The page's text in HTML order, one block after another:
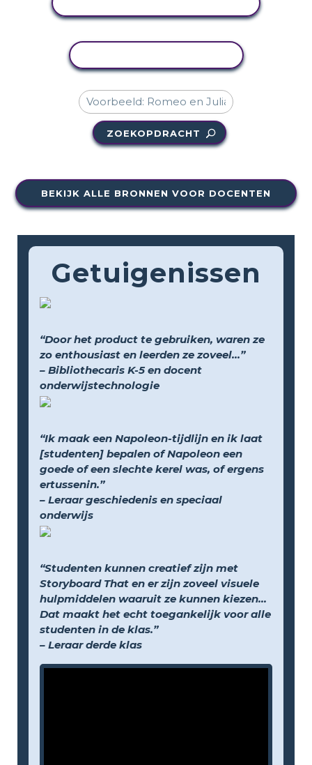
ZOEKOPDRACHT
BEKIJK ALLE BRONNEN VOOR DOCENTEN
Getuigenissen
“Door het product te gebruiken, waren ze
zo enthousiast en leerden ze zoveel...”
– Bibliothecaris K-5 en docent
onderwijstechnologie
“Ik maak een Napoleon-tijdlijn en ik laat
[studenten] bepalen of Napoleon een
goede of een slechte kerel was, of ergens
ertussenin.”
– Leraar geschiedenis en speciaal
onderwijs
“Studenten kunnen creatief zijn met
Storyboard That en er zijn zoveel visuele
hulpmiddelen waaruit ze kunnen kiezen...
Dat maakt het echt toegankelijk voor alle
studenten in de klas.”
– Leraar derde klas